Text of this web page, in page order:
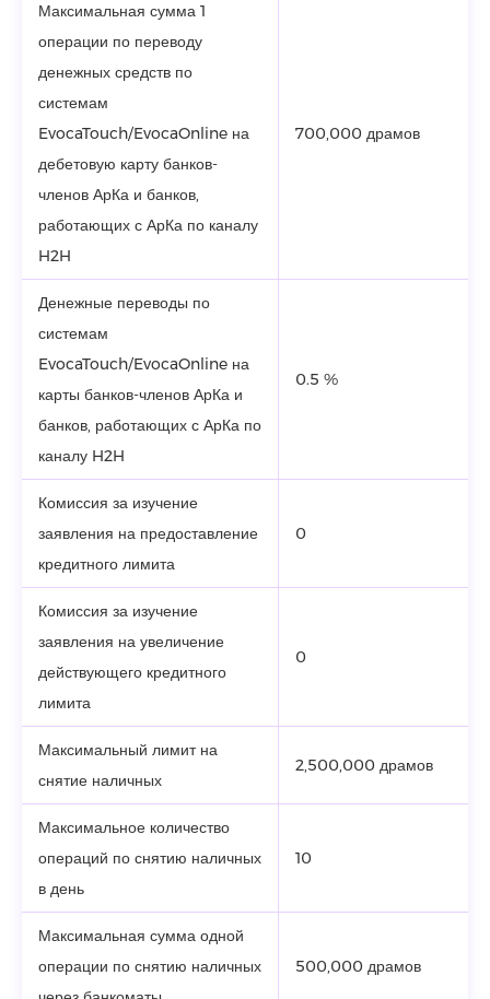
Максимальная сумма 1
операции по переводу
денежных средств по
системам
EvocaTouch/EvocaOnline на
дебетовую карту банков-
членов АрКа и банков,
работающих с АрКа по каналу
H2H
700,000 драмов
Денежные переводы по
системам
EvocaTouch/EvocaOnline на
карты банков-членов АрКа и
банков, работающих с АрКа по
каналу H2H
0.5 %
Комиссия за изучение
заявления на предоставление
кредитного лимита
0
Комиссия за изучение
заявления на увеличение
действующего кредитного
лимита
0
Максимальный лимит на
снятие наличных
2,500,000 драмов
Максимальное количество
операций по снятию наличных
в день
10
Максимальная сумма одной
операции по снятию наличных
500,000 драмов